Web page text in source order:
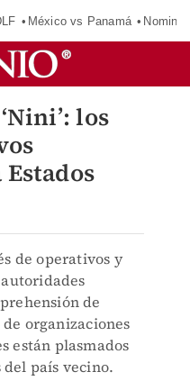
México vs Panamá
los
de operativos y
de
organizaciones
están plasmados
país vecino.